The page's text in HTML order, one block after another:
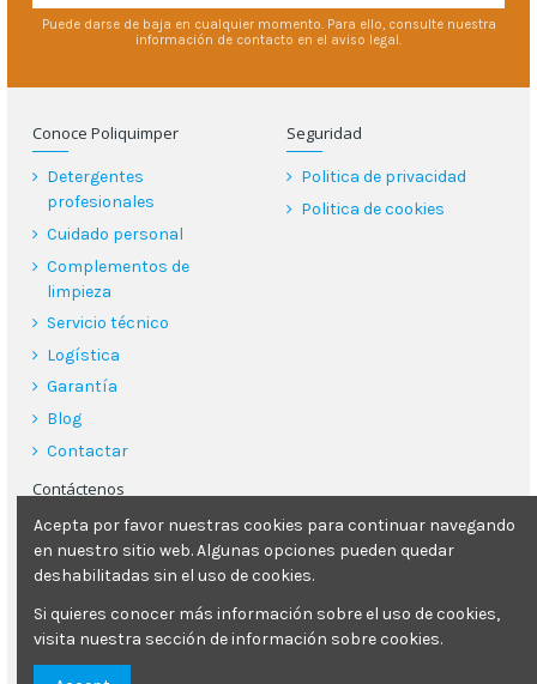
Puede darse de baja en cualquier momento. Para ello, consulte nuestra
información de contacto en el aviso legal.
Conoce Poliquimper
Detergentes
profesionales
Cuidado personal
Complementos de
limpieza
Servicio técnico
Logística
Garantía
Blog
Contactar
Seguridad
Politica de privacidad
Politica de cookies
Contáctenos
Poliquimper s.l.
Carrer Can Clapes 26, 08181, Sentmenat (Barcelona)
93 713 29 78
poliquimper@poliquimper.com
Acepta por favor nuestras cookies para continuar navegando
en nuestro sitio web. Algunas opciones pueden quedar
deshabilitadas sin el uso de cookies.
Si quieres conocer más información sobre el uso de cookies,
visita nuestra sección de información sobre cookies.